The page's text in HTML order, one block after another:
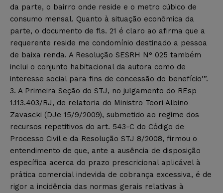
da parte, o bairro onde reside e o metro cúbico de
consumo mensal. Quanto à situação econômica da
parte, o documento de fls. 21 é claro ao afirma que a
requerente reside me condomínio destinado a pessoa
de baixa renda. A Resolução SESRH N° 025 também
inclui o conjunto habitacional da autora como de
interesse social para fins de concessão do benefício'”.
3. A Primeira Seção do STJ, no julgamento do REsp
1.113.403/RJ, de relatoria do Ministro Teori Albino
Zavascki (DJe 15/9/2009), submetido ao regime dos
recursos repetitivos do art. 543-C do Código de
Processo Civil e da Resolução STJ 8/2008, firmou o
entendimento de que, ante a ausência de disposição
específica acerca do prazo prescricional aplicável à
prática comercial indevida de cobrança excessiva, é de
rigor a incidência das normas gerais relativas à